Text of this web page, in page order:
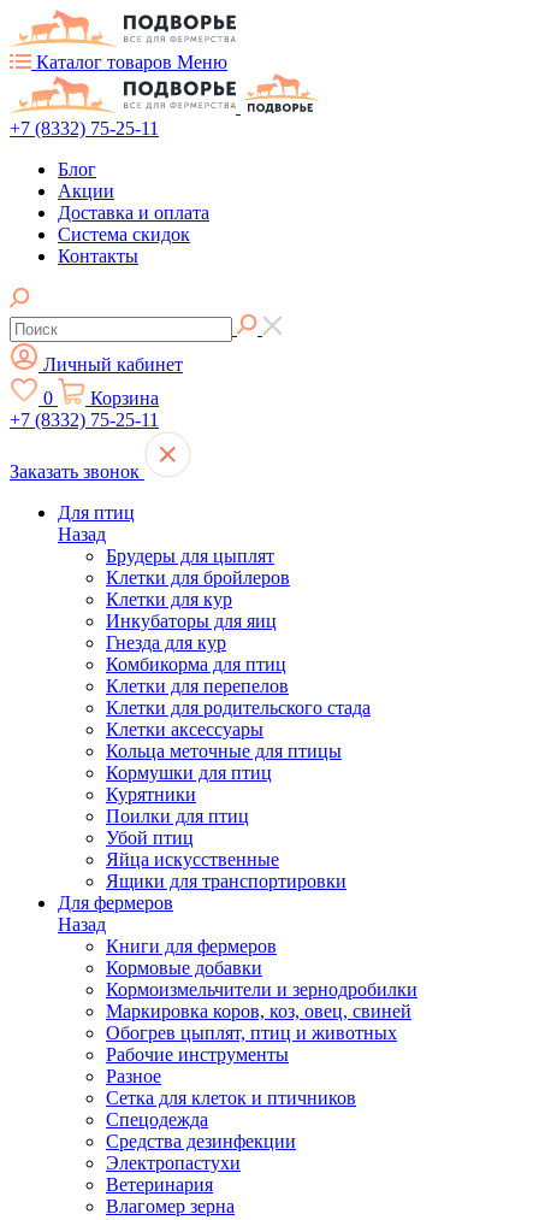
Каталог товаров Меню
+7 (8332) 75-25-11
Блог
Акции
Доставка и оплата
Система скидок
Контакты
Личный кабинет
0
Корзина
+7 (8332) 75-25-11
Заказать звонок
Для птиц
Назад
Брудеры для цыплят
Клетки для бройлеров
Клетки для кур
Инкубаторы для яиц
Гнезда для кур
Комбикорма для птиц
Клетки для перепелов
Клетки для родительского стада
Клетки аксессуары
Кольца меточные для птицы
Кормушки для птиц
Курятники
Поилки для птиц
Убой птиц
Яйца искусственные
Ящики для транспортировки
Для фермеров
Назад
Книги для фермеров
Кормовые добавки
Кормоизмельчители и зернодробилки
Маркировка коров, коз, овец, свиней
Обогрев цыплят, птиц и животных
Рабочие инструменты
Разное
Сетка для клеток и птичников
Спецодежда
Средства дезинфекции
Электропастухи
Ветеринария
Влагомер зерна